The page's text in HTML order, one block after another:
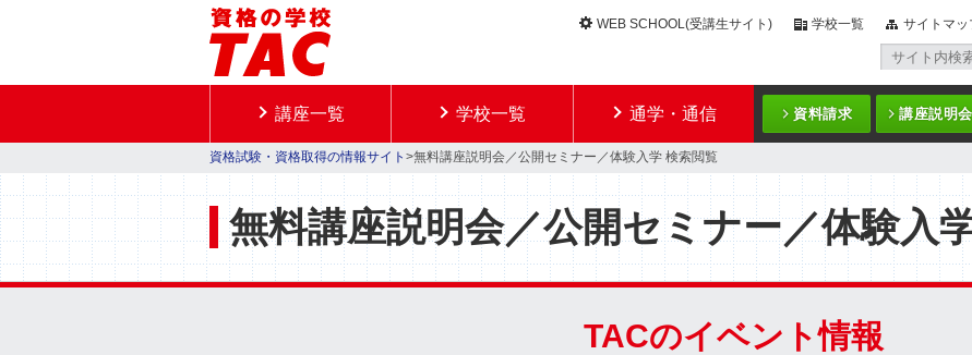
WEB SCHOOL(受講生サイト) 学校一覧 サイトマッ
講座一覧 学校一覧 通学・通信 資料請求 講座説明会
資格試験・資格取得の情報サイト >無料講座説明会／公開セミナー／体験入学 検索閲覧
無料講座説明会／公開セミナー／体験
TACのイベント情報